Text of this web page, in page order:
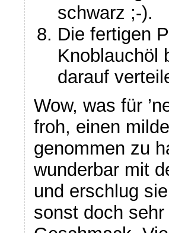
schwarz ;-).
Die fertigen
Knoblauchöl
darauf
Wow, was für
froh, einen
genommen zu
wunderbar mit
und erschlug
sonst doch